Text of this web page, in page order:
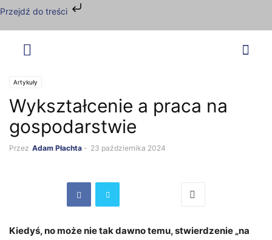
Przejdź do treści
Artykuły
Wykształcenie a praca na
gospodarstwie
Przez Adam Płachta - 23 października 2024
Kiedyś, no może nie tak dawno temu, stwierdzenie „na